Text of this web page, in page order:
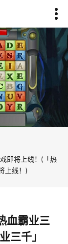
即将上线！(「热
上线！)
血霸业三
三千」